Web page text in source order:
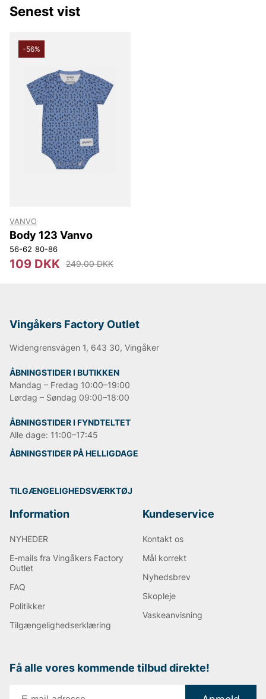
Senest vist
-56%
VANVO
Body 123 Vanvo
56-62 80-86
109 DKK 249.00 DKK
Vingåkers Factory Outlet
Widengrensvägen 1, 643 30, Vingåker
ÅBNINGSTIDER I BUTIKKEN
Mandag – Fredag 10:00–19:00
Lørdag – Søndag 09:00–18:00
ÅBNINGSTIDER I FYNDTELTET
Alle dage: 11:00–17:45
ÅBNINGSTIDER PÅ HELLIGDAGE
TILGÆNGELIGHEDSVÆRKTØJ
Information
NYHEDER
E-mails fra Vingåkers Factory
Outlet
FAQ
Politikker
Tilgængelighedserklæring
Kundeservice
Kontakt os
Mål korrekt
Nyhedsbrev
Skopleje
Vaskeanvisning
Få alle vores kommende tilbud direkte!